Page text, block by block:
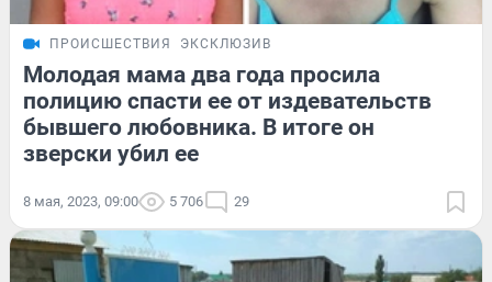
ПРОИСШЕСТВИЯ ЭКСКЛЮЗИВ
Молодая мама два года просила
полицию спасти ее от издевательств
бывшего любовника. В итоге он
зверски убил ее
8 мая, 2023, 09:00 5 706 29